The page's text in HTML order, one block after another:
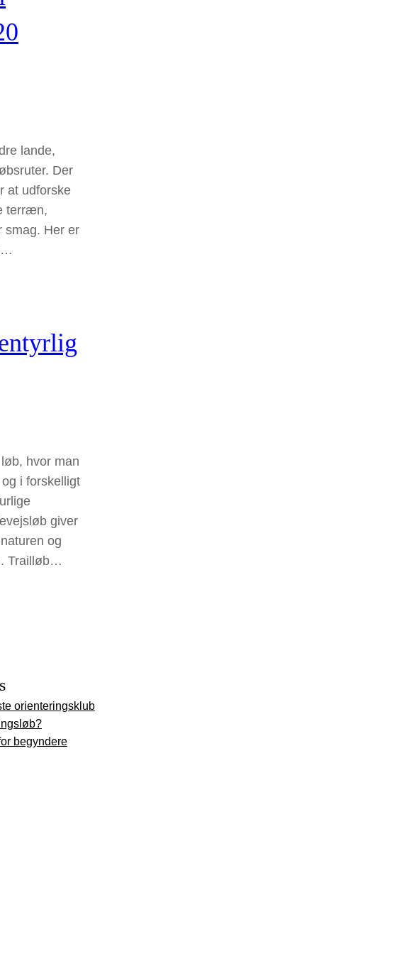
lande,
Der
at udforske
terræn,
smag. Her er
hvor man
i forskelligt
giver
og
Trailløb…
orienteringsklub
begyndere